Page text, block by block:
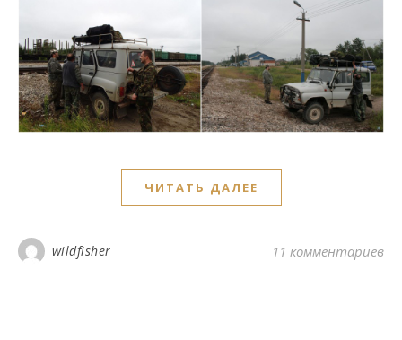
ЧИТАТЬ ДАЛЕЕ
wildfisher 11 комментариев